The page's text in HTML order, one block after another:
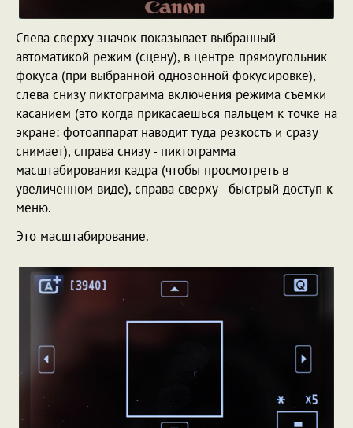
Слева сверху значок показывает выбранный
автоматикой режим (сцену), в центре прямоугольник
фокуса (при выбранной однозонной фокусировке),
слева снизу пиктограмма включения режима съемки
касанием (это когда прикасаешься пальцем к точке на
экране: фотоаппарат наводит туда резкость и сразу
снимает), справа снизу - пиктограмма
масштабирования кадра (чтобы просмотреть в
увеличенном виде), справа сверху - быстрый доступ к
меню.
Это масштабирование.